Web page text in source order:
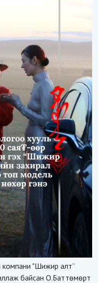
"Шижир алт”
байсан О.Баттөмөрт